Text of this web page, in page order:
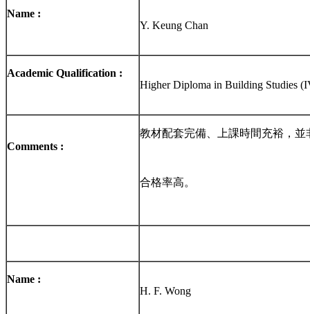
Name :
Y. Keung Chan
Academic Qualification :
Higher Diploma in Building Studies
Comments :
教材配套完備、上課時間充裕，並
合格率高。
Name :
H. F. Wong